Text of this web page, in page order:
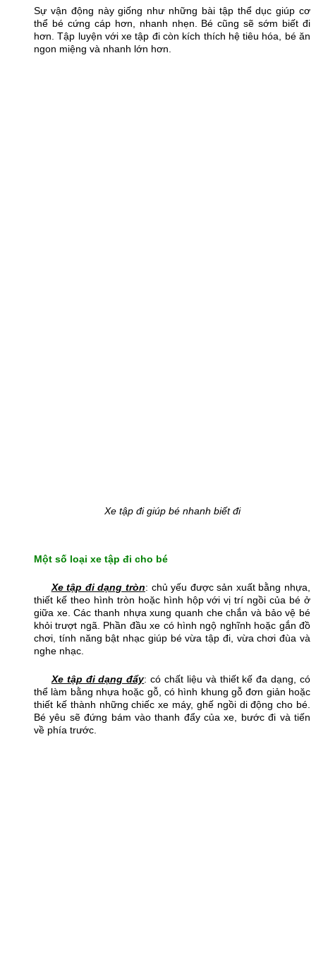
Sự vận động này giống như những bài tập thể dục giúp cơ
thể bé cứng cáp hơn, nhanh nhẹn. Bé cũng sẽ sớm biết đi
hơn. Tập luyện với xe tập đi còn kích thích hệ tiêu hóa, bé ăn
ngon miệng và nhanh lớn hơn.
Xe tập đi giúp bé nhanh biết đi
Một số loại xe tập đi cho bé
Xe tập đi dạng tròn: chủ yếu được sản xuất bằng nhựa,
thiết kế theo hình tròn hoặc hình hộp với vị trí ngồi của bé ở
giữa xe. Các thanh nhựa xung quanh che chắn và bảo vệ bé
khỏi trượt ngã. Phần đầu xe có hình ngộ nghĩnh hoặc gắn đồ
chơi, tính năng bật nhạc giúp bé vừa tập đi, vừa chơi đùa và
nghe nhạc.
Xe tập đi dạng đẩy: có chất liệu và thiết kế đa dạng, có
thể làm bằng nhựa hoặc gỗ, có hình khung gỗ đơn giản hoặc
thiết kế thành những chiếc xe máy, ghế ngồi di động cho bé.
Bé yêu sẽ đứng bám vào thanh đẩy của xe, bước đi và tiến
về phía trước.